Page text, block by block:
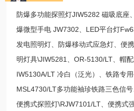
防爆多功能探照灯JIW5282 磁吸底座
爆微型手电 JW7302、LED平台灯
发电照明灯、防爆移动式应急灯、便
明灯具\JIW5281、OR-5130/LT、帽
IW5130A/LT 冷白（泛光）、铁路专
MSL4730/LT多功能袖珍铁路三色信号
便携式探照灯\RJW7101/LT、便携式